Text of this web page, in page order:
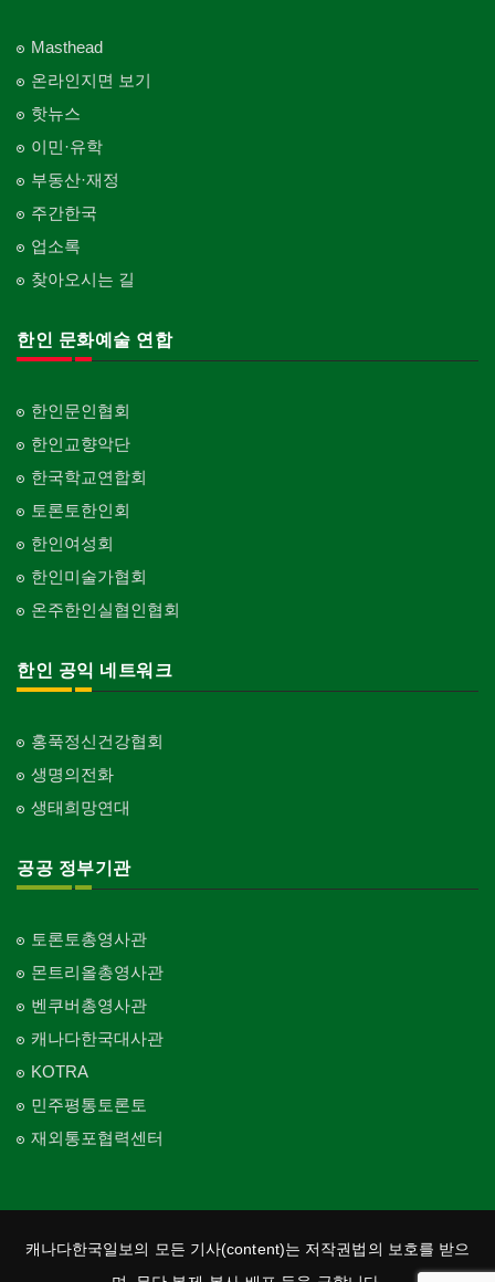
Masthead
온라인지면 보기
핫뉴스
이민·유학
부동산·재정
주간한국
업소록
찾아오시는 길
한인 문화예술 연합
한인문인협회
한인교향악단
한국학교연합회
토론토한인회
한인여성회
한인미술가협회
온주한인실협인협회
한인 공익 네트워크
홍푹정신건강협회
생명의전화
생태희망연대
공공 정부기관
토론토총영사관
몬트리올총영사관
벤쿠버총영사관
캐나다한국대사관
KOTRA
민주평통토론토
재외통포협력센터
캐나다한국일보의 모든 기사(content)는 저작권법의 보호를 받으